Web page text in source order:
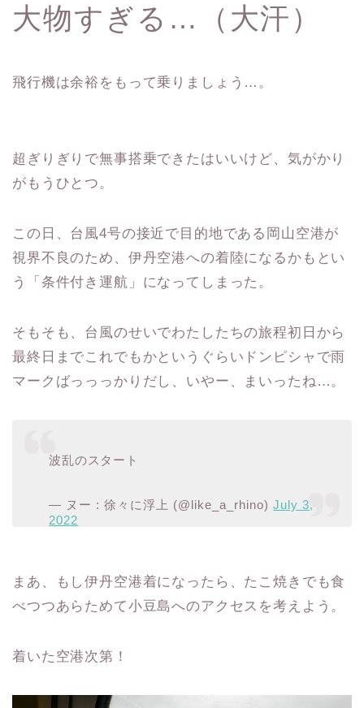
大物すぎる…（大汗）
飛行機は余裕をもって乗りましょう…。
超ぎりぎりで無事搭乗できたはいいけど、気がかり
がもうひとつ。
この日、台風4号の接近で目的地である岡山空港が
視界不良のため、伊丹空港への着陸になるかもとい
う「条件付き運航」になってしまった。
そもそも、台風のせいでわたしたちの旅程初日から
最終日までこれでもかというぐらいドンピシャで雨
マークばっっっかりだし、いやー、まいったね…。
波乱のスタート
— ヌー : 徐々に浮上 (@like_a_rhino)July 3,
2022
まあ、もし伊丹空港着になったら、たこ焼きでも食
べつつあらためて小豆島へのアクセスを考えよう。
着いた空港次第！